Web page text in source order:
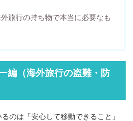
旅行の持ち物で本当に必要なも
編（海外旅行の盗難・防
のは「安心して移動できること」